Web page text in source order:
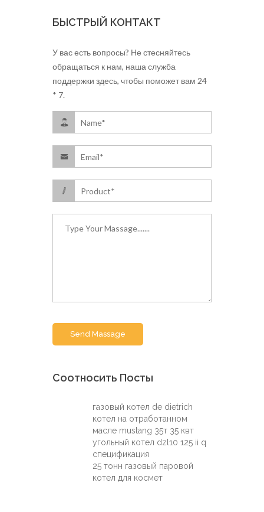
БЫСТРЫЙ КОНТАКТ
У вас есть вопросы? Не стесняйтесь
обращаться к нам, наша служба
поддержки здесь, чтобы поможет вам 24
* 7.
Send Massage
Соотносить Посты
газовый котел de dietrich
котел на отработанном
масле mustang 35т 35 квт
угольный котел dzl10 125 ii q
спецификация
25 тонн газовый паровой
котел для космет